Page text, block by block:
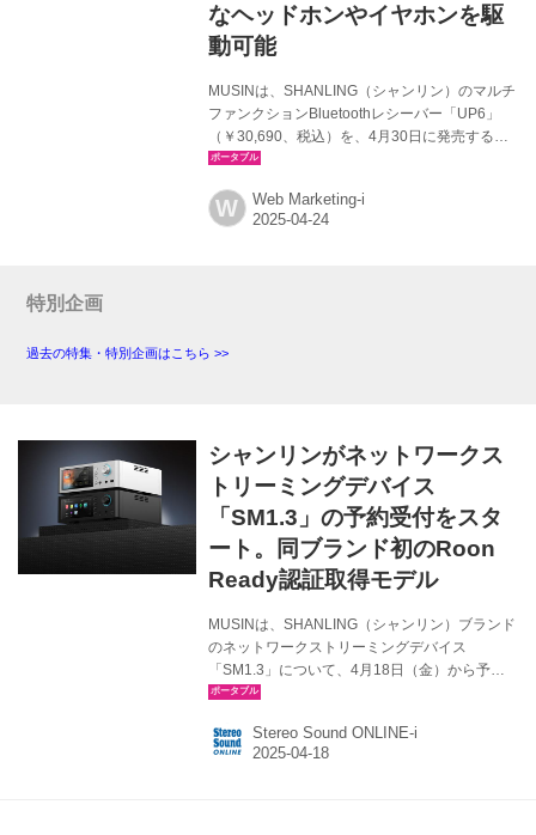
なヘッドホンやイヤホンを駆
動可能
MUSINは、SHANLING（シャンリン）のマルチ
ファンクションBluetoothレシーバー「UP6」
（￥30,690、税込）を、4月30日に発売する。
UP6は、有線イヤホンや有線ヘッドホンを接続
軽に楽しめるBluetoothレシーバー。ESSの
ES9069Q DACチップをデュアルで搭載してお
レイを搭載し、...
W Web Marketing-i
特別企画
過去の特集・特別企画はこちら >>
シャンリンがネットワークス
トリーミングデバイス
「SM1.3」の予約受付をスタ
ート。同ブランド初のRoon
Ready認証取得モデル
MUSINは、SHANLING（シャンリン）ブランド
のネットワークストリーミングデバイス
「SM1.3」について、4月18日（金）から予約
受付を開始し、4月25日（金）に販売する。本
￥207,900（税込）。 SM1.3はAndroid 12をベ
ースにカスタムした次世代のUIデザインとシス
Stereo Sound ONLINE-i